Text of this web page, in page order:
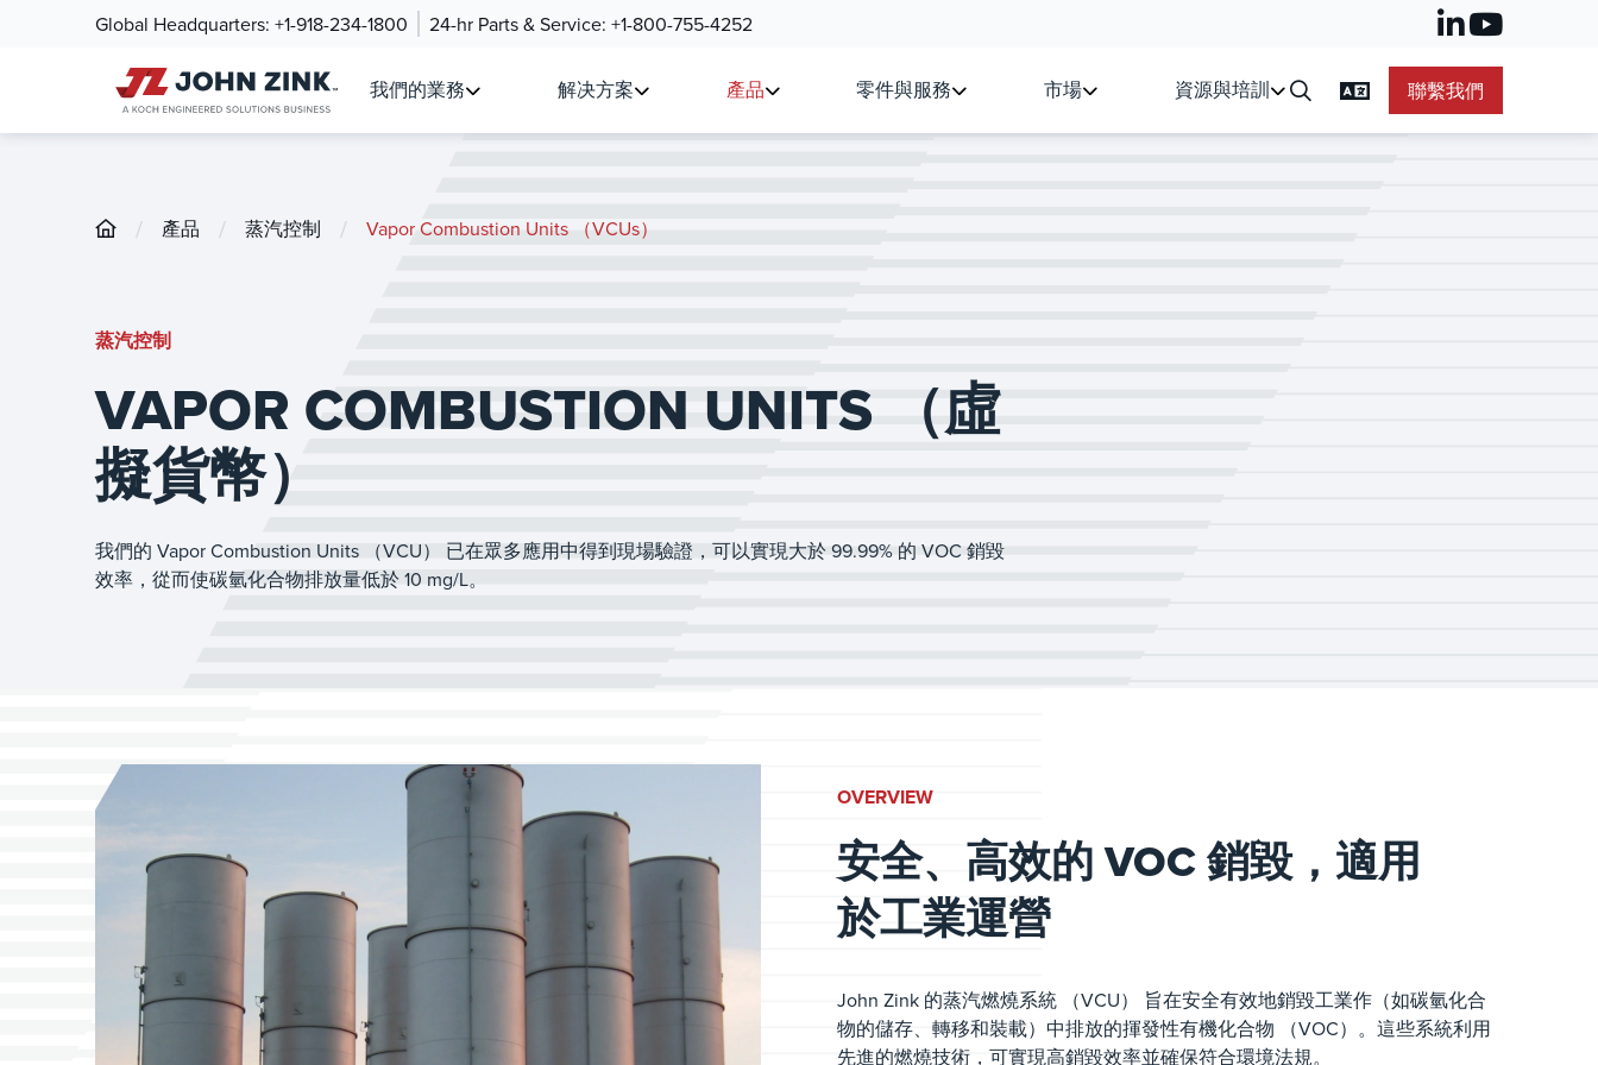
Global Headquarters: +1-918-234-1800 24-hr Parts & Service: +1-800-755-4252
我們的業務 解决方案 產品 零件與服務 市場 資源與培訓 聯繫我們
/ 產品 / 蒸汽控制 / Vapor Combustion Units （VCUs）
蒸汽控制
VAPOR COMBUSTION UNITS （虛
擬貨幣）
我們的 Vapor Combustion Units （VCU） 已在眾多應用中得到現場驗證，可以實現大於 99.99% 的 VOC 銷毀
效率，從而使碳氫化合物排放量低於 10 mg/L。
OVERVIEW
安全、高效的 VOC 銷毀，適用
於工業運營
John Zink 的蒸汽燃燒系統 （VCU） 旨在安全有效地銷毀工業作（如碳氫化合
物的儲存、轉移和裝載）中排放的揮發性有機化合物 （VOC）。這些系統利用
先進的燃燒技術，可實現高銷毀效率並確保符合環境法規。